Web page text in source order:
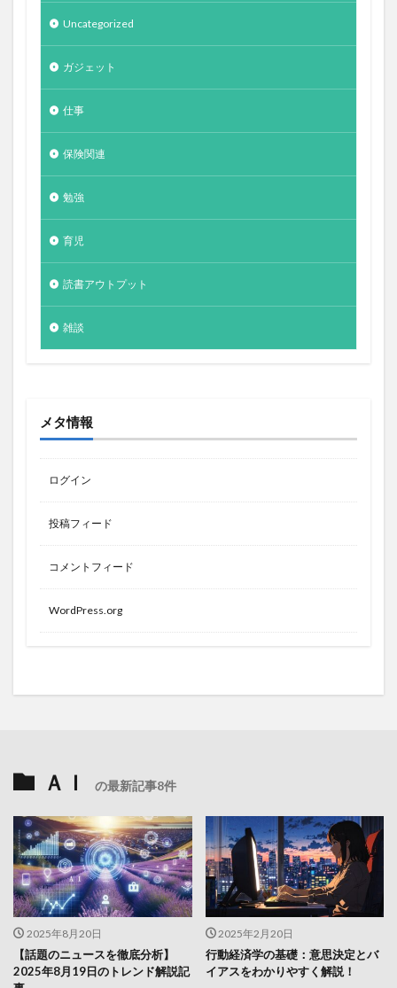
Uncategorized
ガジェット
仕事
保険関連
勉強
育児
読書アウトプット
雑談
メタ情報
ログイン
投稿フィード
コメントフィード
WordPress.org
ＡＩ の最新記事8件
2025年8月20日
【話題のニュースを徹底分析】
2025年8月19日のトレンド解説記
2025年2月20日
行動経済学の基礎：意思決定とバ
イアスをわかりやすく解説！